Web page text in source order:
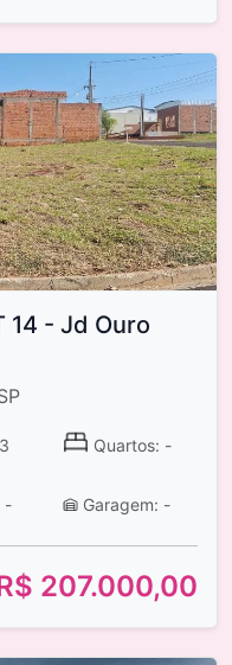
14 - Jd Ouro
Quartos: -
- Garagem: -
207.000,00